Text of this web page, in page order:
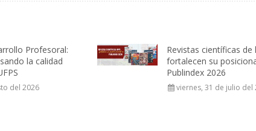
Profesoral:
la calidad
del 2026
Revistas científicas de
fortalecen su
Publindex 2026
viernes, 31 de julio del